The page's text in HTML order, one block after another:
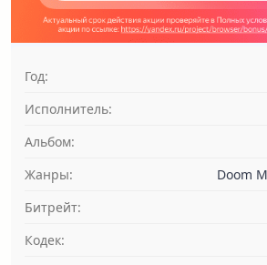
Год:
Исполнитель:
Альбом:
Жанры:
Doom
Битрейт:
Кодек: